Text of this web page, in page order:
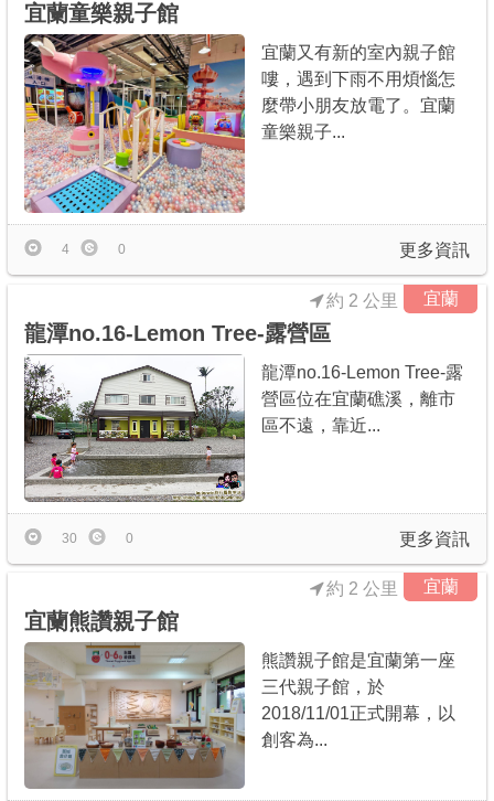
宜蘭童樂親子館
宜蘭又有新的室內親子館
嘍，遇到下雨不用煩惱怎
麼帶小朋友放電了。宜蘭
童樂親子...
更多資訊
4 0
宜蘭
龍潭no.16-Lemon Tree-露營區
約 2 公里
龍潭no.16-Lemon Tree-露
營區位在宜蘭礁溪，離市
區不遠，靠近...
更多資訊
30 0
宜蘭
宜蘭熊讚親子館
約 2 公里
熊讚親子館是宜蘭第一座
三代親子館，於
2018/11/01正式開幕，以
創客為...